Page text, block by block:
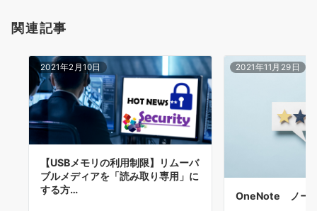
関連記事
2021年2月10日
【USBメモリの利用制限】リムーバ
ブルメディアを「読み取り専用」に
する方…
2021年11月29日
OneNote ノー